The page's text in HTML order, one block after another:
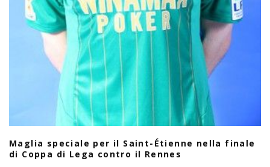
Maglia speciale per il Saint-Étienne nella finale
di Coppa di Lega contro il Rennes